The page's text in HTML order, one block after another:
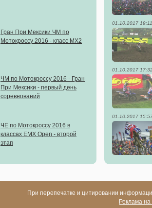
Гран При Мексики ЧМ по
Мотокроссу 2016 - класс MX2
ЧМ по Мотокроссу 2016 - Гран
При Мексики - первый день
соревнований
ЧЕ по Мотокроссу 2016 в
классах ЕМХ Open - второй
этап
01.10.2017 19:11
01.10.2017
01.10.2017
При перепечатке и цитировании
Реклама на